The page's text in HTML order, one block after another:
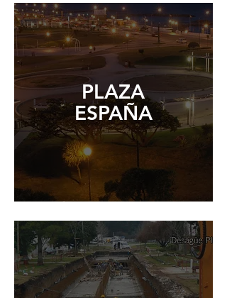
PLAZA
ESPAÑA